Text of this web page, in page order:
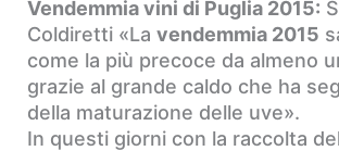
Vendemmia vini di Puglia 2015:
Coldiretti «La vendemmia 2015
come la più precoce da almeno
grazie al grande caldo che ha
della maturazione delle uve».
In questi giorni con la raccolta